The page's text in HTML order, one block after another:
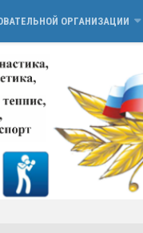
ОРГАНИЗАЦИИ